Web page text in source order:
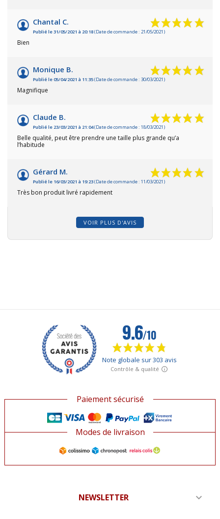
Chantal C.
Publié le 31/05/2021 à 20:18(Date de commande : 21/05/2021)
Bien
Monique B.
Publié le 05/04/2021 à 11:35(Date de commande : 30/03/2021)
Magnifique
Claude B.
Publié le 23/03/2021 à 21:04(Date de commande : 18/03/2021)
Belle qualité, peut être prendre une taille plus grande qu’a
l’habitude
Gérard M.
Publié le 16/03/2021 à 19:23(Date de commande : 11/03/2021)
Très bon produit livré rapidement
VOIR PLUS D'AVIS
Paiement sécurisé
Modes de livraison
NEWSLETTER 